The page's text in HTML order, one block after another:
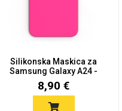
Silikonska Maskica za
Samsung Galaxy A24 -
Tam...
8,90 €
motivi